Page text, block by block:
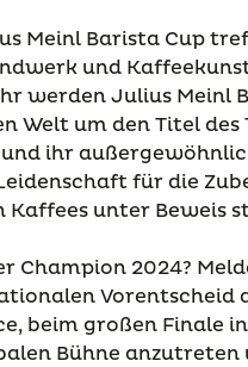
Meinl Barista Cup
und
werden Julius Meinl
Welt um den Titel
ihr
für die
Kaffees unter Beweis
Champion 2024?
Vorentscheid
beim großen Finale
Bühne anzutreten